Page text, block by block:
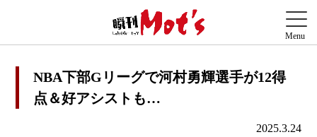
NBA下部Gリーグで河村勇輝選手が12得
点＆好アシストも…
2025.3.24